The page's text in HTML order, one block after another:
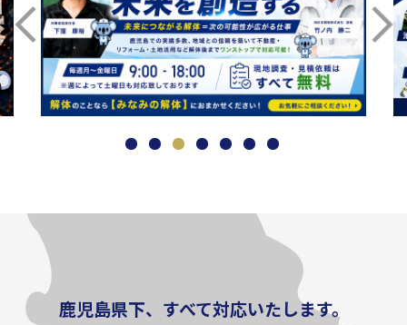
鹿児島県下、すべて対応いたします。